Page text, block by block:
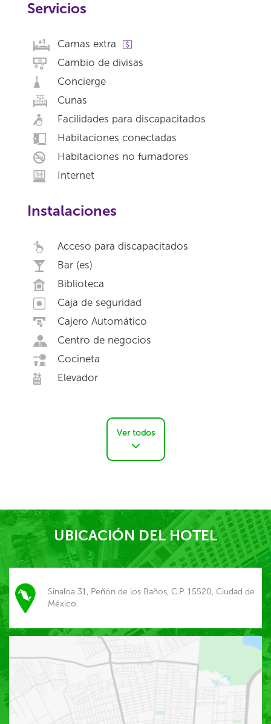
Servicios
Camas extra
Cambio de divisas
Concierge
Cunas
Facilidades para discapacitados
Habitaciones conectadas
Habitaciones no fumadores
Internet
Instalaciones
Acceso para discapacitados
Bar (es)
Biblioteca
Caja de seguridad
Cajero Automático
Centro de negocios
Cocineta
Elevador
Ver todos
UBICACIÓN DEL HOTEL
Sinaloa 31, Peñón de los Baños, C.P. 15520, Ciudad de
México.